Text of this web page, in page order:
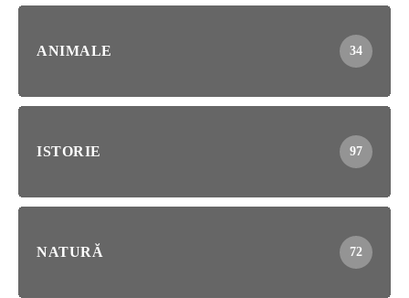
ANIMALE 34
ISTORIE 97
NATURĂ 72